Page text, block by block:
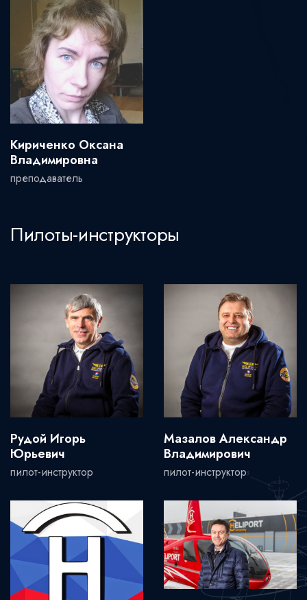
Кириченко Оксана
Владимировна
преподаватель
Пилоты-инструкторы
Рудой Игорь
Юрьевич
пилот-инструктор
Мазалов Александр
Владимирович
пилот-инструктор